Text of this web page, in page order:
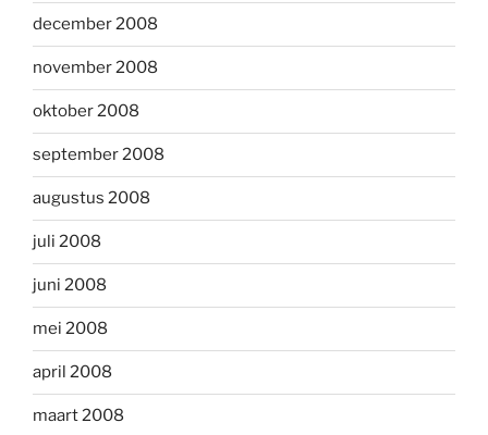
december 2008
november 2008
oktober 2008
september 2008
augustus 2008
juli 2008
juni 2008
mei 2008
april 2008
maart 2008